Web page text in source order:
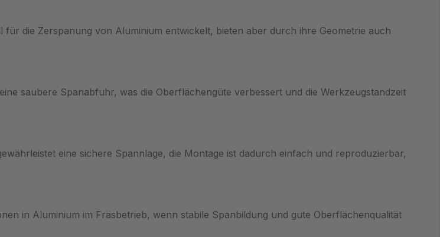
die Zerspanung von Aluminium entwickelt, bieten aber durch ihre Geometrie auch
saubere Spanabfuhr, was die Oberflächengüte verbessert und die Werkzeugstandzeit
eine sichere Spannlage, die Montage ist dadurch einfach und reproduzierbar,
in Aluminium im Fräsbetrieb, wenn stabile Spanbildung und gute Oberflächenqualität